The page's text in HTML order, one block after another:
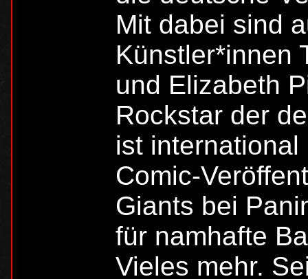
Mit dabei sind
Künstler*innen
und Elizabeth
Rockstar der
ist
Comic-
Giants bei
für namhafte
Vieles mehr.